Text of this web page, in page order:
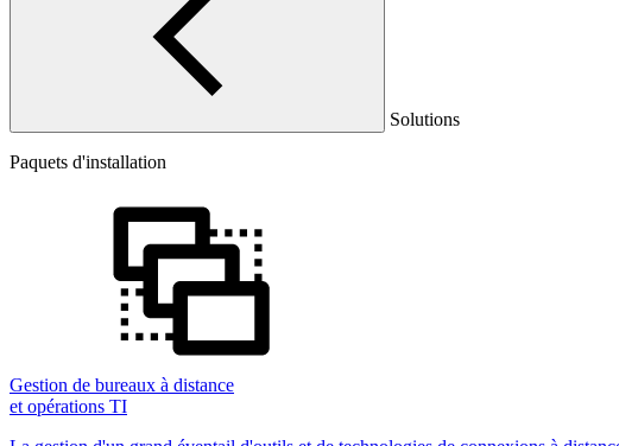
Solutions
Paquets d'installation
Gestion de bureaux à distance
et opérations TI